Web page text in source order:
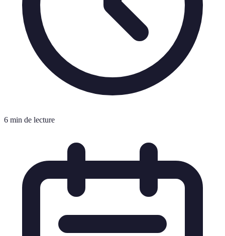
6 min de lecture